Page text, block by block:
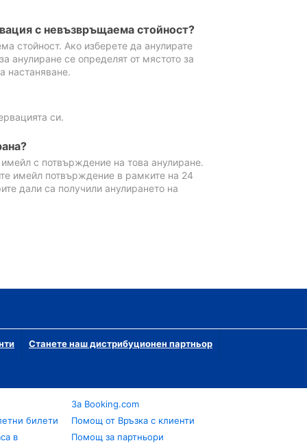
с невъзвръщаема стойност?
стойност. Ако изберете да анулирате
анулиране се определят от мястото за
настаняване.
си.
с потвърждение на това анулиране.
имейл потвърждение в рамките на 24
дали са получили анулирането на
Станете наш дистрибуционен партньор
билети
в
За Booking.com
Помощ от Връзка с клиенти
Помощ за партньори